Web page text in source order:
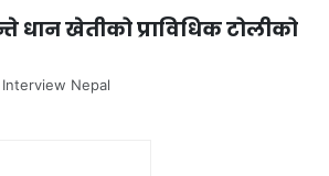
धान खेतीको प्राविधिक टोलीको
Interview Nepal